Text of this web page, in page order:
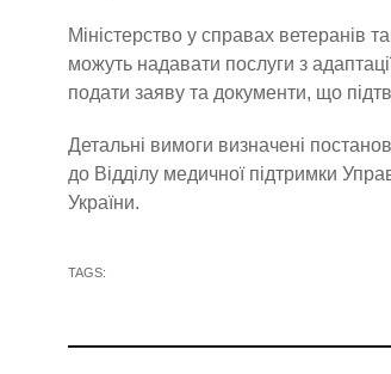
Міністерство у справах ветеранів
можуть надавати послуги з
подати заяву та документи, що
Детальні вимоги визначені
до Відділу медичної підтримки
України.
TAGS: